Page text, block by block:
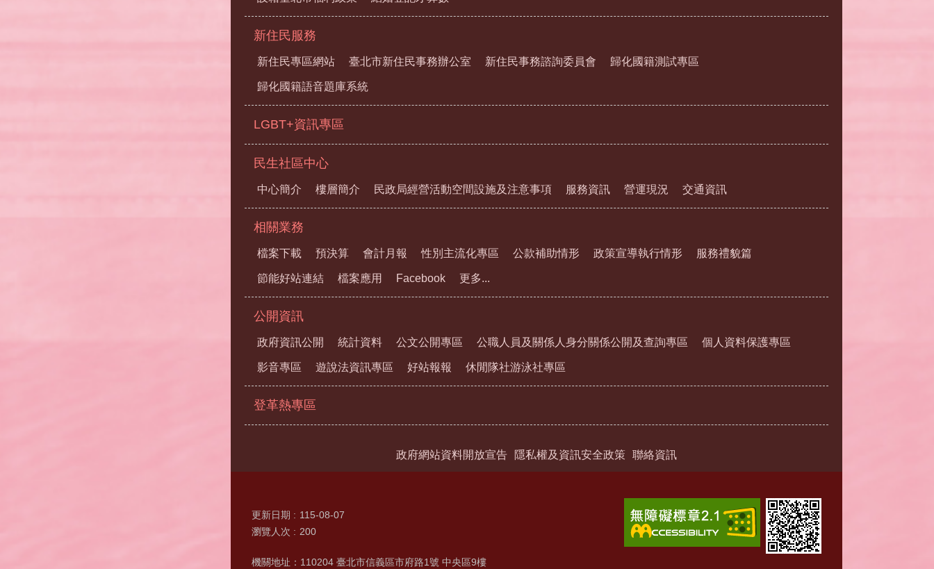
新住民服務
新住民專區網站 臺北市新住民事務辦公室 新住民事務諮詢委員會 歸化國籍測試專區
歸化國籍語音題庫系統
LGBT+資訊專區
民生社區中心
中心簡介 樓層簡介 民政局經營活動空間設施及注意事項 服務資訊 營運現況 交通資訊
相關業務
檔案下載 預決算 會計月報 性別主流化專區 公款補助情形 政策宣導執行情形 服務禮貌篇
節能好站連結 檔案應用 Facebook 更多...
公開資訊
政府資訊公開 統計資料 公文公開專區 公職人員及關係人身分關係公開及查詢專區 個人資料保護專區
影音專區 遊說法資訊專區 好站報報 休閒隊社游泳社專區
登革熱專區
政府網站資料開放宣告 隱私權及資訊安全政策 聯絡資訊
更新日期
115-08-07
瀏覽人次
200
機關地址：110204 臺北市信義區市府路1號 中央區9樓